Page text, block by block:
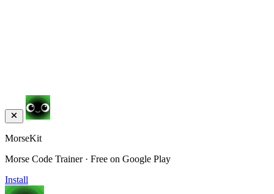
MorseKit
Morse Code Trainer · Free on Google Play
Install